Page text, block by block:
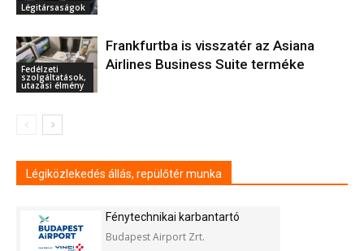
Légitársaságok
Fedélzeti
szolgáltatások,
utazási élmény
Frankfurtba is visszatér az Asiana
Airlines Business Suite terméke
Légiközlekedés állás, repülőtér munka
Fénytechnikai karbantartó
Budapest Airport Zrt.